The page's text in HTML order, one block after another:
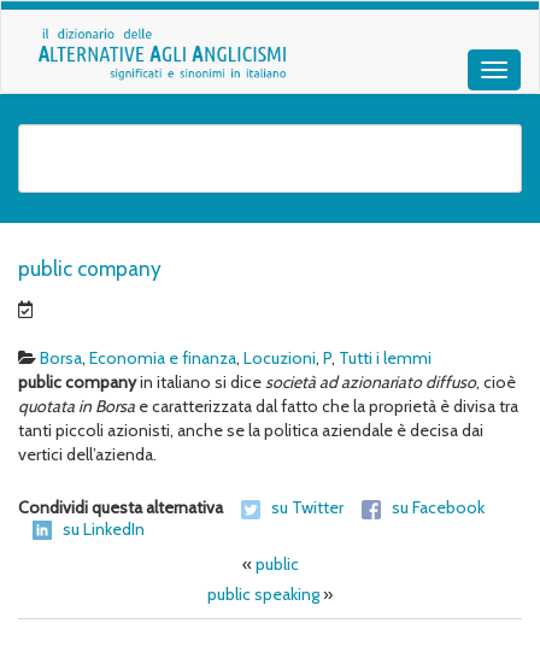
public company
Borsa, Economia e finanza, Locuzioni, P, Tutti i lemmi
public companyin italiano si dicesocietà ad azionariato diffuso, cioè
quotata in Borsa e caratterizzata dal fatto che la proprietà è divisa tra
tanti piccoli azionisti, anche se la politica aziendale è decisa dai
vertici dell’azienda.
Condividi questa alternativa su Twitter
su Facebook
su LinkedIn
«public
public speaking»